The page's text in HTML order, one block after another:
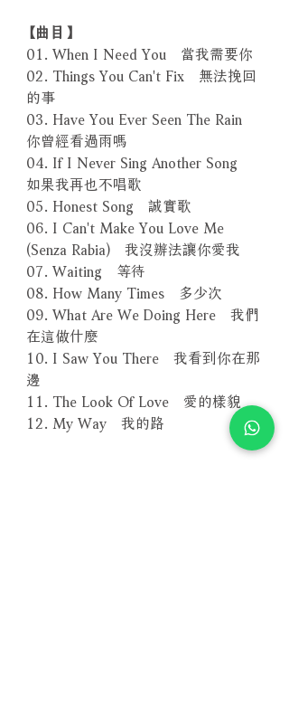
【曲目】
01. When I Need You 當我需要你
02. Things You Can't Fix 無法挽回
的事
03. Have You Ever Seen The Rain
你曾經看過雨嗎
04. If I Never Sing Another Song
如果我再也不唱歌
05. Honest Song 誠實歌
06. I Can't Make You Love Me
(Senza Rabia) 我沒辦法讓你愛我
07. Waiting 等待
08. How Many Times 多少次
09. What Are We Doing Here 我們
在這做什麼
10. I Saw You There 我看到你在那
邊
11. The Look Of Love 愛的樣貌
12. My Way 我的路